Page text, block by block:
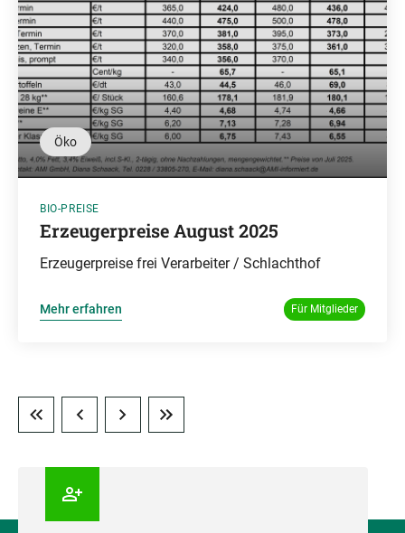
Öko
BIO-PREISE
Erzeugerpreise August 2025
Erzeugerpreise frei Verarbeiter / Schlachthof
Mehr erfahren Für Mitglieder